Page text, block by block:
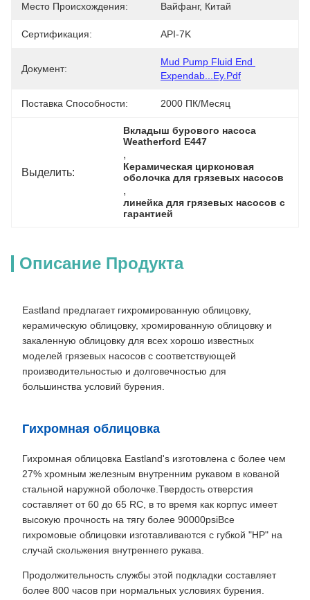
Место Происхождения: Вайфанг, Китай
Сертификация: API-7K
Документ:
Mud Pump Fluid End
Expendab...ey.pdf
Поставка Способности: 2000 ПК/месяц
Выделить:
Вкладыш бурового насоса
Weatherford E447
,
Керамическая цирконовая
оболочка для грязевых насосов
,
линейка для грязевых насосов с
гарантией
Описание Продукта
Eastland предлагает гихромированную облицовку,
керамическую облицовку, хромированную облицовку и
закаленную облицовку для всех хорошо известных
моделей грязевых насосов с соответствующей
производительностью и долговечностью для
большинства условий бурения.
Гихромная облицовка
Гихромная облицовка Eastland's изготовлена с более чем
27% хромным железным внутренним рукавом в кованой
стальной наружной оболочке.Твердость отверстия
составляет от 60 до 65 RC, в то время как корпус имеет
высокую прочность на тягу более 90000psiВсе
гихромовые облицовки изготавливаются с губкой "HP" на
случай скольжения внутреннего рукава.
Продолжительность службы этой подкладки составляет
более 800 часов при нормальных условиях бурения.